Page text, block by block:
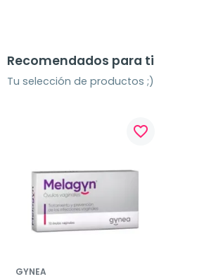
Recomendados para ti
Tu selección de productos ;)
favorite_border
GYNEA